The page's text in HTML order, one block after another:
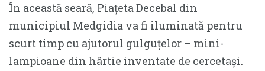
În această seară, Piațeta Decebal din
municipiul Medgidia va fi iluminată pentru
scurt timp cu ajutorul gulguțelor – mini-
lampioane din hârtie inventate de cercetași.